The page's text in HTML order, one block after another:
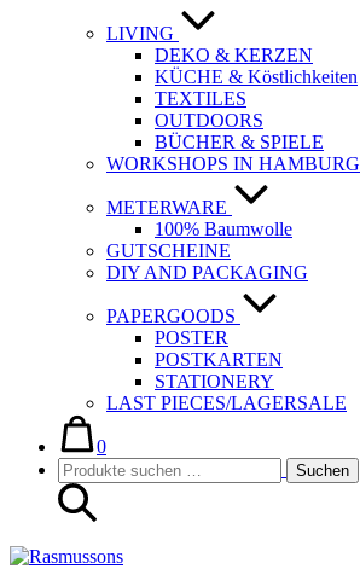
LIVING
DEKO & KERZEN
KÜCHE & Köstlichkeiten
TEXTILES
OUTDOORS
BÜCHER & SPIELE
WORKSHOPS IN HAMBURG
METERWARE
100% Baumwolle
GUTSCHEINE
DIY AND PACKAGING
PAPERGOODS
POSTER
POSTKARTEN
STATIONERY
LAST PIECES/LAGERSALE
Warenkorb
0im
Warenkorb
Suche-
Schalter
Suchen
nach:
Suchen